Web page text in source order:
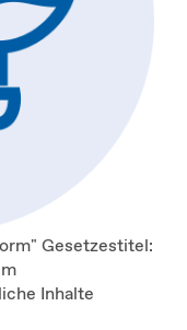
Gesetzestitel:
Inhalte